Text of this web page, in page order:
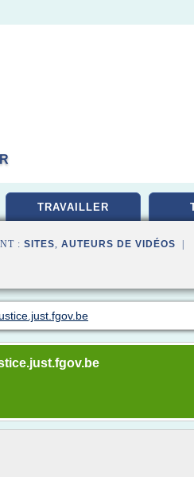
TRAVAILLER
: SITES, AUTEURS DE VIDÉOS |